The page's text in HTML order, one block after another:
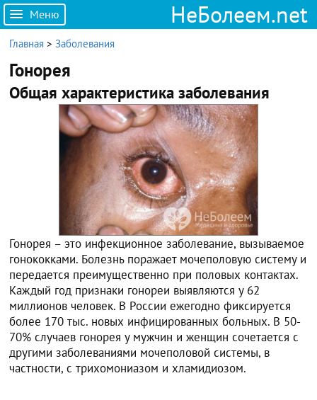
Меню НеБолеем.net
Главная >Заболевания
Гонорея
Общая характеристика заболевания
Гонорея – это инфекционное заболевание, вызываемое
гонококками. Болезнь поражает мочеполовую систему и
передается преимущественно при половых контактах.
Каждый год признаки гонореи выявляются у 62
миллионов человек. В России ежегодно фиксируется
более 170 тыс. новых инфицированных больных. В 50-
70% случаев гонорея у мужчин и женщин сочетается с
другими заболеваниями мочеполовой системы, в
частности, с трихомониазом и хламидиозом.